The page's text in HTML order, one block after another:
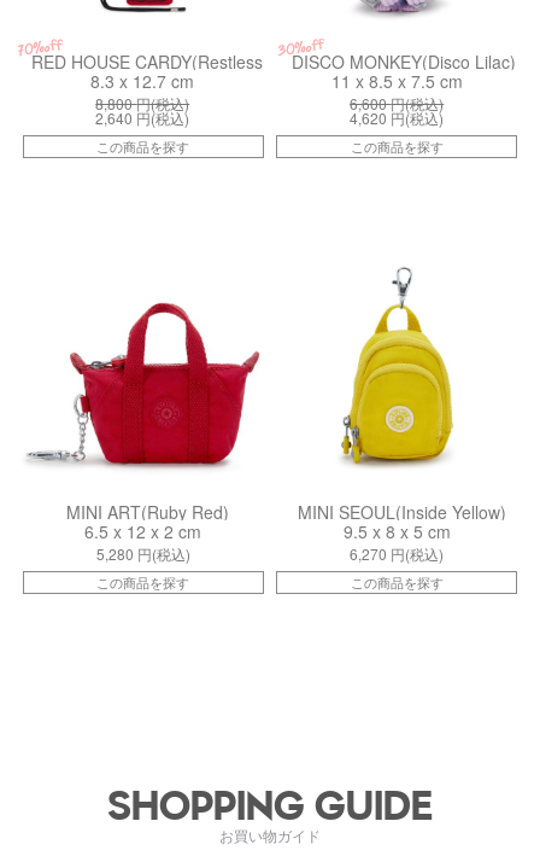
70%off
RED HOUSE CARDY(Restless Red)
8.3 x 12.7 cm
8,800円(税込)
2,640 円(税込)
この商品を探す
30%off
DISCO MONKEY(Disco Lilac)
11 x 8.5 x 7.5 cm
6,600円(税込)
4,620 円(税込)
この商品を探す
MINI ART(Ruby Red)
6.5 x 12 x 2 cm
5,280 円(税込)
この商品を探す
MINI SEOUL(Inside Yellow)
9.5 x 8 x 5 cm
6,270 円(税込)
この商品を探す
SHOPPING GUIDE
お買い物ガイド